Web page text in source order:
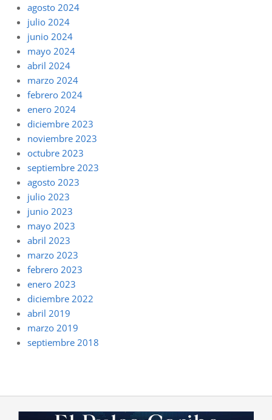
agosto 2024
julio 2024
junio 2024
mayo 2024
abril 2024
marzo 2024
febrero 2024
enero 2024
diciembre 2023
noviembre 2023
octubre 2023
septiembre 2023
agosto 2023
julio 2023
junio 2023
mayo 2023
abril 2023
marzo 2023
febrero 2023
enero 2023
diciembre 2022
abril 2019
marzo 2019
septiembre 2018